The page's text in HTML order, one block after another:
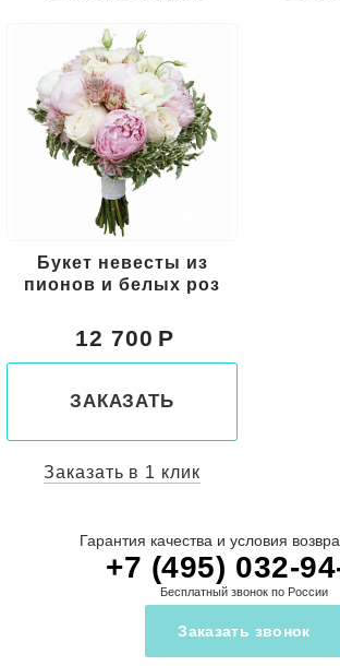
Букет невесты из
пионов и белых роз
12 700
ЗАКАЗАТЬ
Заказать в 1 клик
Гарантия качества и условия
+7 (495) 032-
Бесплатный звонок по России
Заказать звонок